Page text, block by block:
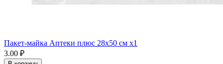
Пакет-майка Аптеки плюс 28х50 см x1
3.00 ₽